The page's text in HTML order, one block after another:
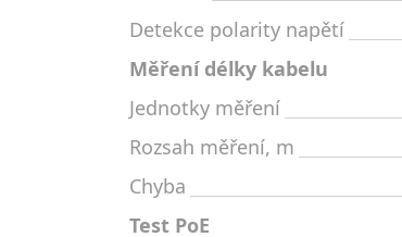
Detekce polarity napětí
Měření délky kabelu
Jednotky měření
Rozsah měření, m
Chyba
Test PoE